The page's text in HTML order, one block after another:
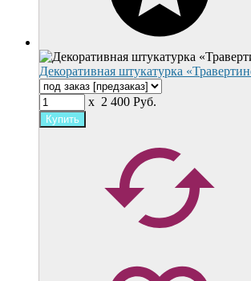
Декоративная штукатурка
x 2 400 Руб.